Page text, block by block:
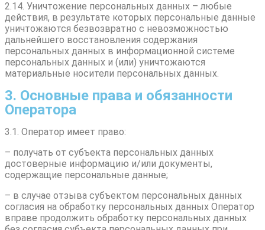
2.14. Уничтожение персональных данных – любые
действия, в результате которых персональные данные
уничтожаются безвозвратно с невозможностью
дальнейшего восстановления содержания
персональных данных в информационной системе
персональных данных и (или) уничтожаются
материальные носители персональных данных.
3. Основные права и обязанности
Оператора
3.1. Оператор имеет право:
– получать от субъекта персональных данных
достоверные информацию и/или документы,
содержащие персональные данные;
– в случае отзыва субъектом персональных данных
согласия на обработку персональных данных Оператор
вправе продолжить обработку персональных данных